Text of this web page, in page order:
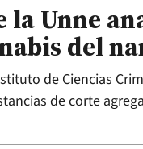
la Unne
del
de Ciencias
de corte